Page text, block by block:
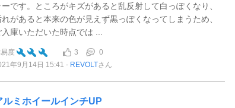
ーです。ところがキズがあると乱反射して白っぽくなり、
れがあると本来の色が見えず黒っぽくなってしまうため、
庫いただいた時点では ...
度 3
0
年9月14日 15:41
REVOLTさん
ルミホイールインチUP